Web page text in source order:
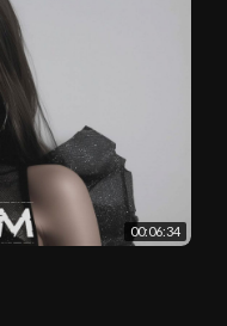
00:06:34